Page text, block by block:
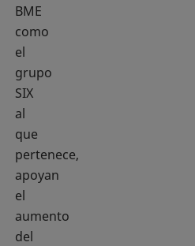
BME
como
el
grupo
SIX
al
que
pertenece,
apoyan
el
aumento
del